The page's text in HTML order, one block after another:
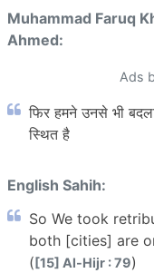
Muhammad Faruq
Ahmed:
Ads
फिर हमने उनसे भी
स्थित है
English Sahih:
So We took
both [cities] are
([15] Al-Hijr : 79)